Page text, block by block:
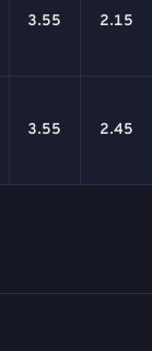
3.55 2.15
3.55 2.45